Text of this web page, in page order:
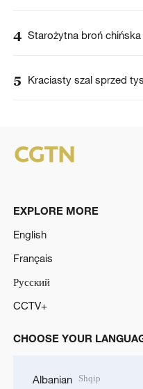
4 Starożytna broń chińska
5 Kraciasty szal sprzed
EXPLORE MORE
English
Français
Русский
CCTV+
CHOOSE YOUR
Albanian Shqip